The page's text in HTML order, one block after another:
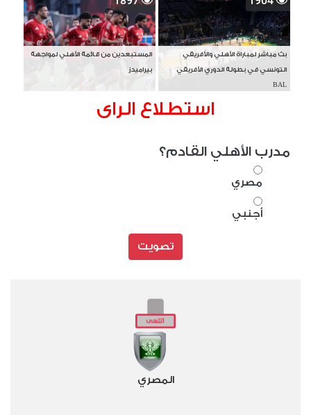
بث مباشر لمباراة الأهلي والأفريقي
التونسي في بطولة الدوري الأفريقي
BAL
المستبعدين من قائمة الأهلي لمواجهة
بيراميدز
استطلاع الراى
مدرب الأهلي القادم؟
مصري
أجنبي
تصويت
المصري